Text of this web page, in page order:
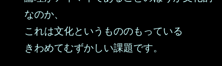
なのか、
これは文化というもののもっている
きわめてむずかしい課題です。